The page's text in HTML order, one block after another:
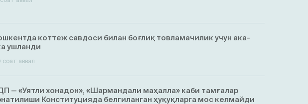
коттеж савдоси билан боғлиқ товламачилик учун ака-
ушланди
соат аввал
— «Уятли хонадон», «Шармандали маҳалла» каби тамғалар
Конституцияда белгиланган ҳуқуқларга мос келмайди